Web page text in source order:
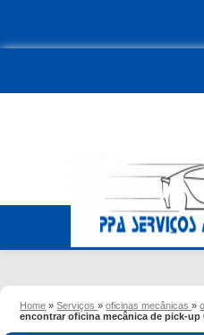
Home »Serviços»oficinas mecânicas»
encontrar oficina mecânica de pick-up